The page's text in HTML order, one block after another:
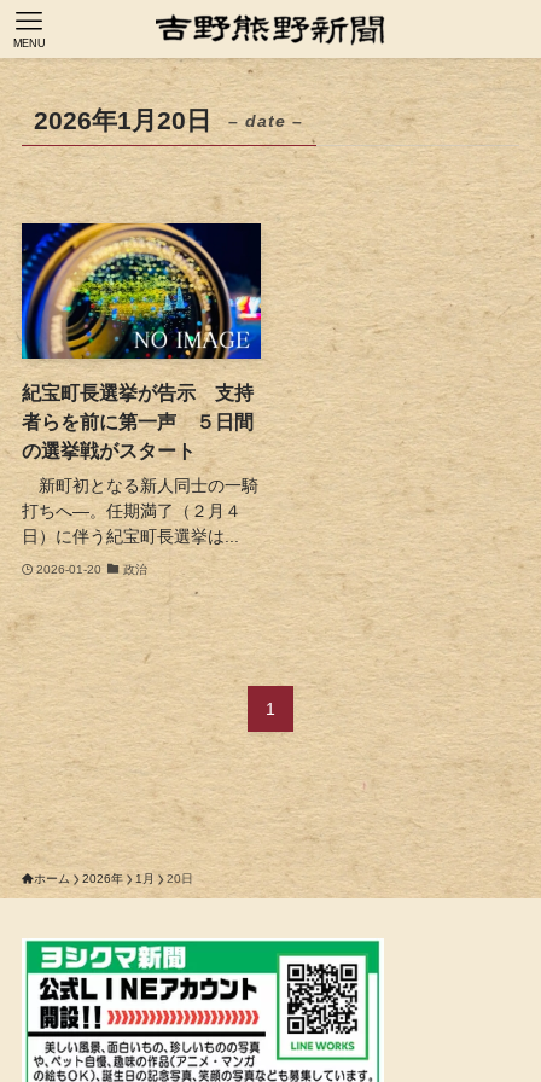
MENU
2026年1月20日 – date –
紀宝町長選挙が告示 支持
者らを前に第一声 ５日間
の選挙戦がスタート
新町初となる新人同士の一騎
打ちへ―。任期満了（２月４
日）に伴う紀宝町長選挙は...
2026-01-20 政治
1
ホーム 2026年 1月 20日